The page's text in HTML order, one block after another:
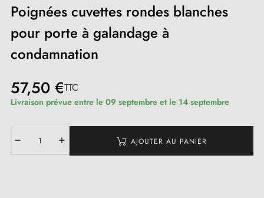
Poignées cuvettes rondes blanches
pour porte à galandage à
condamnation
57,50 €TTC
Livraison prévue entre le 09 septembre et le 14 septembre
AJOUTER AU PANIER